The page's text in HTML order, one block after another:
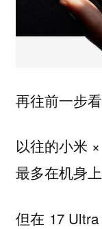
再往前一步看
以往的小米
最多在机身
但在 17